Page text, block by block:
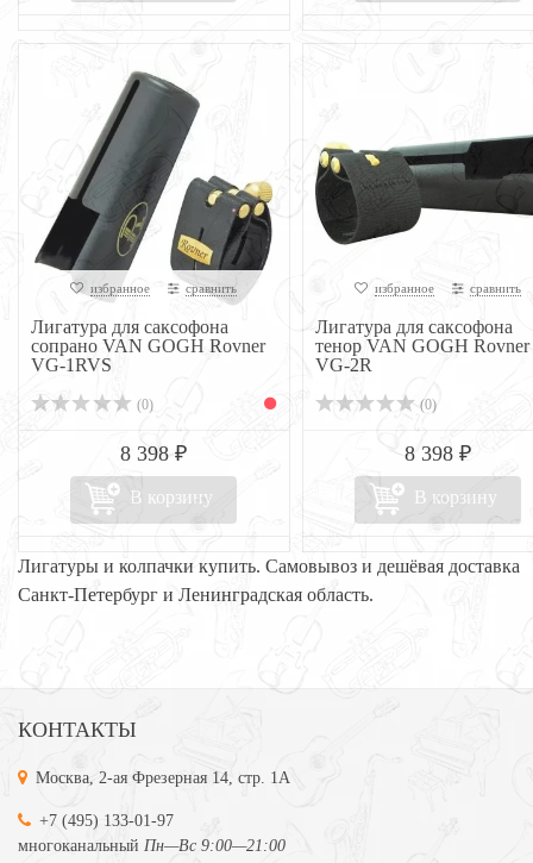
избранное сравнить
Лигатура для саксофона
сопрано VAN GOGH Rovner
VG-1RVS
(0)
8 398 ₽
В корзину
избранное сравнить
Лигатура для саксофона
тенор VAN GOGH Rovner
VG-2R
(0)
8 398 ₽
В корзину
Лигатуры и колпачки купить. Самовывоз и дешёвая доставка
Санкт-Петербург и Ленинградская область.
КОНТАКТЫ
Москва, 2-ая Фрезерная 14, стр. 1А
+7 (495) 133-01-97
многоканальный Пн—Вс 9:00—21:00